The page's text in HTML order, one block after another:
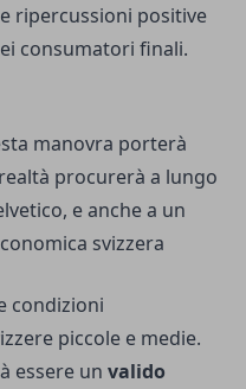
ripercussioni positive
consumatori finali.
manovra porterà
procurerà a lungo
e anche a un
svizzera
condizioni
piccole e medie.
essere un valido